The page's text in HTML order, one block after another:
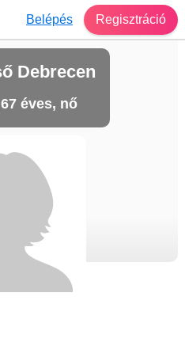
Belépés Regisztráció
Debrecen
éves, nő